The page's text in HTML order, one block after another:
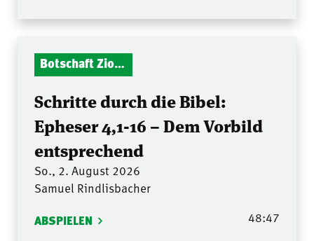
Botschaft Zionshalle
Schritte durch die Bibel:
Epheser 4,1-16 – Dem Vorbild
entsprechend
So., 2. August 2026
Samuel Rindlisbacher
ABSPIELEN 48:47